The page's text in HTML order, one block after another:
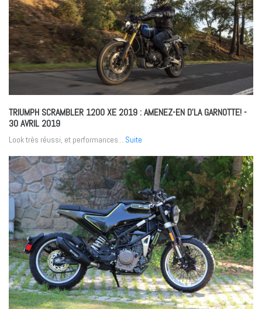
TRIUMPH SCRAMBLER 1200 XE 2019 : AMENEZ-EN D’LA GARNOTTE!-
30 AVRIL 2019
Look très réussi, et performances... Suite